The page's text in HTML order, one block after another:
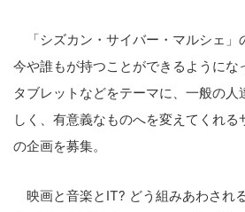
「シズカン・サイバー・マルシェ」
今や誰もが持つことができるようにな
タブレットなどをテーマに、一般の人
しく、有意義なものへを変えてくれる
の企画を募集。
映画と音楽とIT? どう組みあわされ